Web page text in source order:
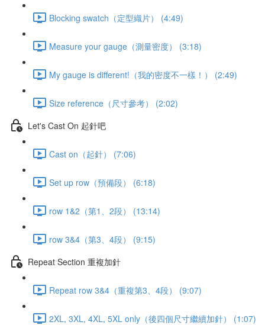
Blocking swatch（定型織片） (4:49)
Measure your gauge（測量密度） (3:18)
My gauge is different!（我的密度不一樣！） (2:49)
Size reference（尺寸參考） (2:02)
Let's Cast On 起針吧
Cast on（起針） (7:06)
Set up row（預備段） (6:18)
row 1&2（第1、2段） (13:14)
row 3&4（第3、4段） (9:15)
Repeat Section 重複加針
Repeat row 3&4（重複第3、4段） (9:07)
2XL, 3XL, 4XL, 5XL only（後四個尺寸繼續加針） (1:07)